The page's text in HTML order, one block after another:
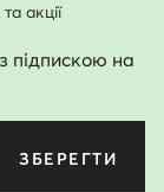
акції
підпискою на
ЗБЕРЕГТИ